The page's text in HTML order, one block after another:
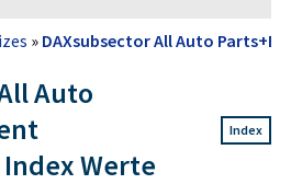
» DAXsubsector All Auto
Auto
Werte
Index